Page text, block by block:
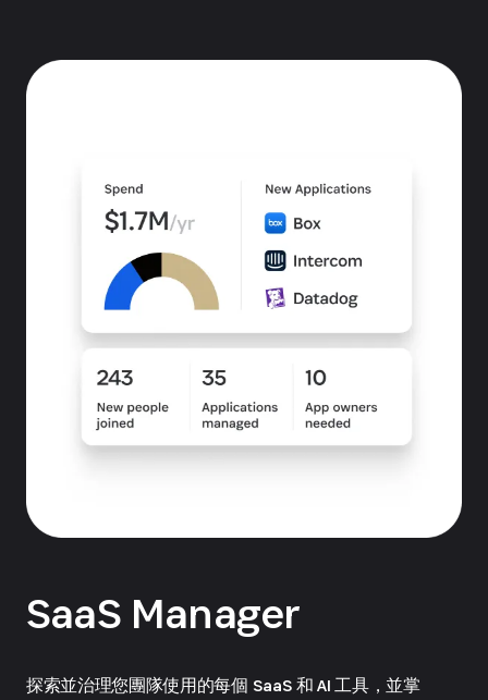
SaaS Manager
探索並治理您團隊使用的每個 SaaS 和 AI 工具，並掌